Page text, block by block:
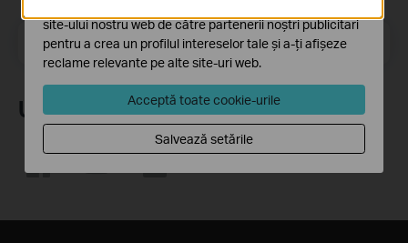
Email Address Înscrie-te
Urmărește-ne
site-ului nostru web de către partenerii noștri publicitari
pentru a crea un profilul intereselor tale și a-ți afișeze
reclame relevante pe alte site-uri web.
Acceptă toate cookie-urile
Salvează setările